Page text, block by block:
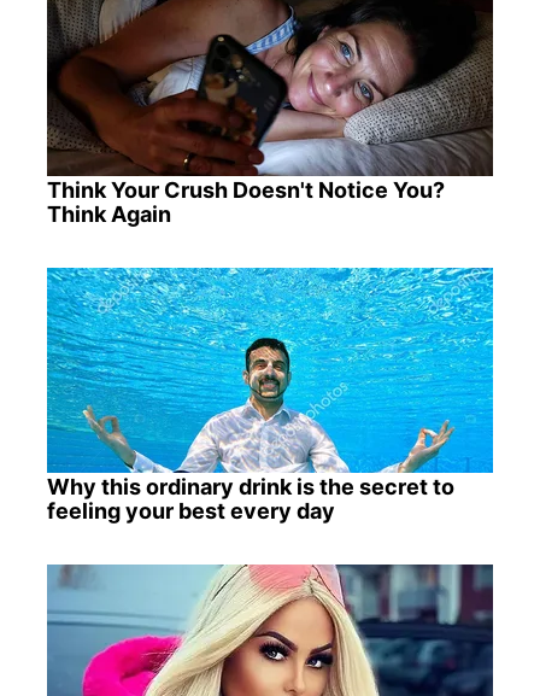
Think Your Crush Doesn't Notice You?
Think Again
Why this ordinary drink is the secret to
feeling your best every day